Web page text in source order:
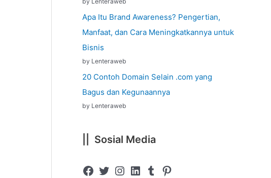
Apa Itu Brand Awareness? Pengertian,
Manfaat, dan Cara Meningkatkannya untuk
Bisnis
by Lenteraweb
20 Contoh Domain Selain .com yang
Bagus dan Kegunaannya
by Lenteraweb
|| Sosial Media